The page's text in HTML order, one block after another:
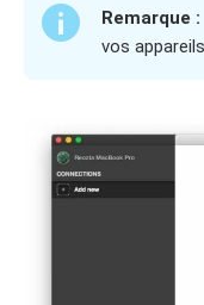
Remarque :
vos